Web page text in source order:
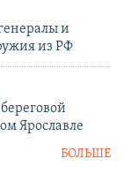
и
из РФ
Ярославле
БОЛЬШЕ